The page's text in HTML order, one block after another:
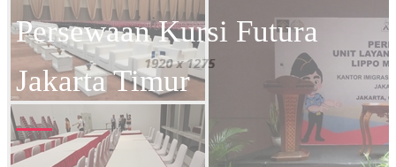
Persewaan Kursi Futura
Jakarta Timur